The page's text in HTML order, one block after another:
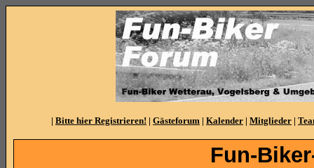
| Bitte hier Registrieren! | Gästeforum | Kalender | Mitglieder |
Fun-